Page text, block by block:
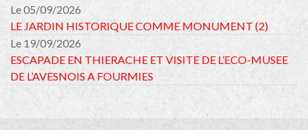
Le 05/09/2026
LE JARDIN HISTORIQUE COMME MONUMENT (2)
Le 19/09/2026
ESCAPADE EN THIERACHE ET VISITE DE L’ECO-MUSEE
DE L’AVESNOIS A FOURMIES